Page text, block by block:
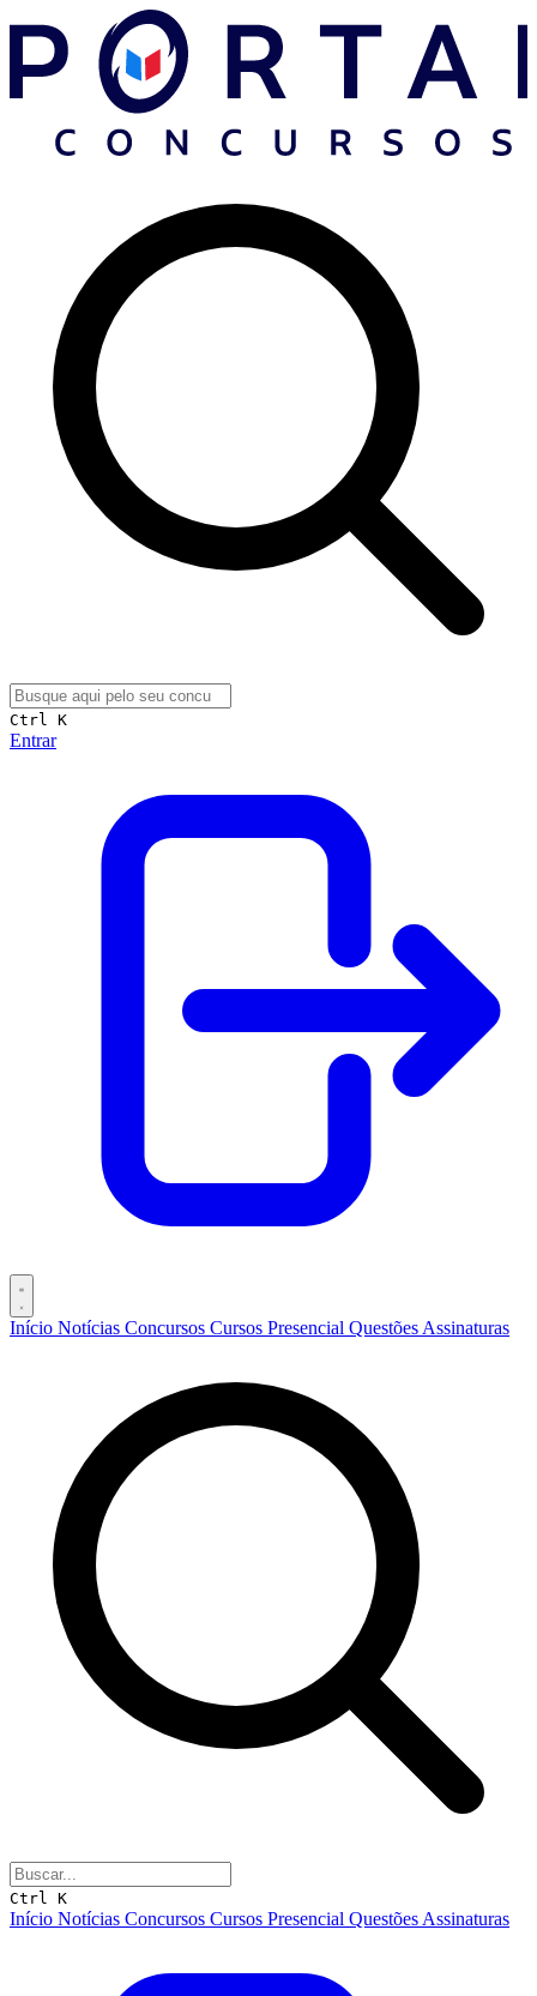
Ctrl K
Entrar
Início Notícias Concursos Cursos Presencial Questões Assinaturas
Ctrl K
Início Notícias Concursos Cursos Presencial Questões Assinaturas